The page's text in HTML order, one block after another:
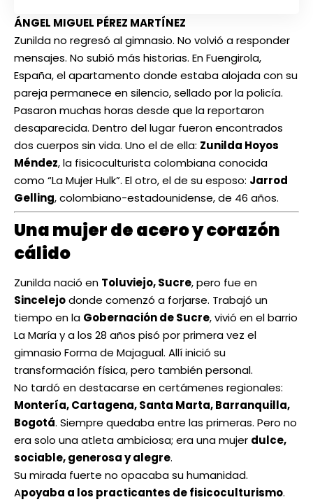
ÁNGEL MIGUEL PÉREZ MARTÍNEZ
Zunilda no regresó al gimnasio. No volvió a responder
mensajes. No subió más historias. En Fuengirola,
España, el apartamento donde estaba alojada con su
pareja permanece en silencio, sellado por la policía.
Pasaron muchas horas desde que la reportaron
desaparecida. Dentro del lugar fueron encontrados
dos cuerpos sin vida. Uno el de ella: Zunilda Hoyos
Méndez, la fisicoculturista colombiana conocida
como “La Mujer Hulk”. El otro, el de su esposo: Jarrod
Gelling, colombiano-estadounidense, de 46 años.
Una mujer de acero y corazón
cálido
Zunilda nació en Toluviejo, Sucre, pero fue en
Sincelejodonde comenzó a forjarse. Trabajó un
tiempo en la Gobernación de Sucre, vivió en el barrio
La María y a los 28 años pisó por primera vez el
gimnasio Forma de Majagual. Allí inició su
transformación física, pero también personal.
No tardó en destacarse en certámenes regionales:
Montería, Cartagena, Santa Marta, Barranquilla,
Bogotá. Siempre quedaba entre las primeras. Pero no
era solo una atleta ambiciosa; era una mujer dulce,
sociable, generosa y alegre.
Su mirada fuerte no opacaba su humanidad.
Apoyaba a los practicantes de fisicoculturismo.